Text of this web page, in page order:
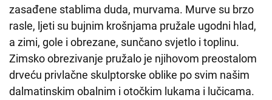
zasađene stablima duda, murvama. Murve su brzo
rasle, ljeti su bujnim krošnjama pružale ugodni hlad,
a zimi, gole i obrezane, sunčano svjetlo i toplinu.
Zimsko obrezivanje pružalo je njihovom preostalom
drveću privlačne skulptorske oblike po svim našim
dalmatinskim obalnim i otočkim lukama i lučicama.